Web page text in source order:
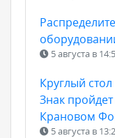
5 августа в
Круглый
Знак
Крановом
5 августа в